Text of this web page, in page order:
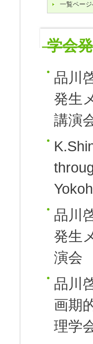
一覧ペー
学会
品川
発生
講演
品川
発生
演会
品川
画期
理学